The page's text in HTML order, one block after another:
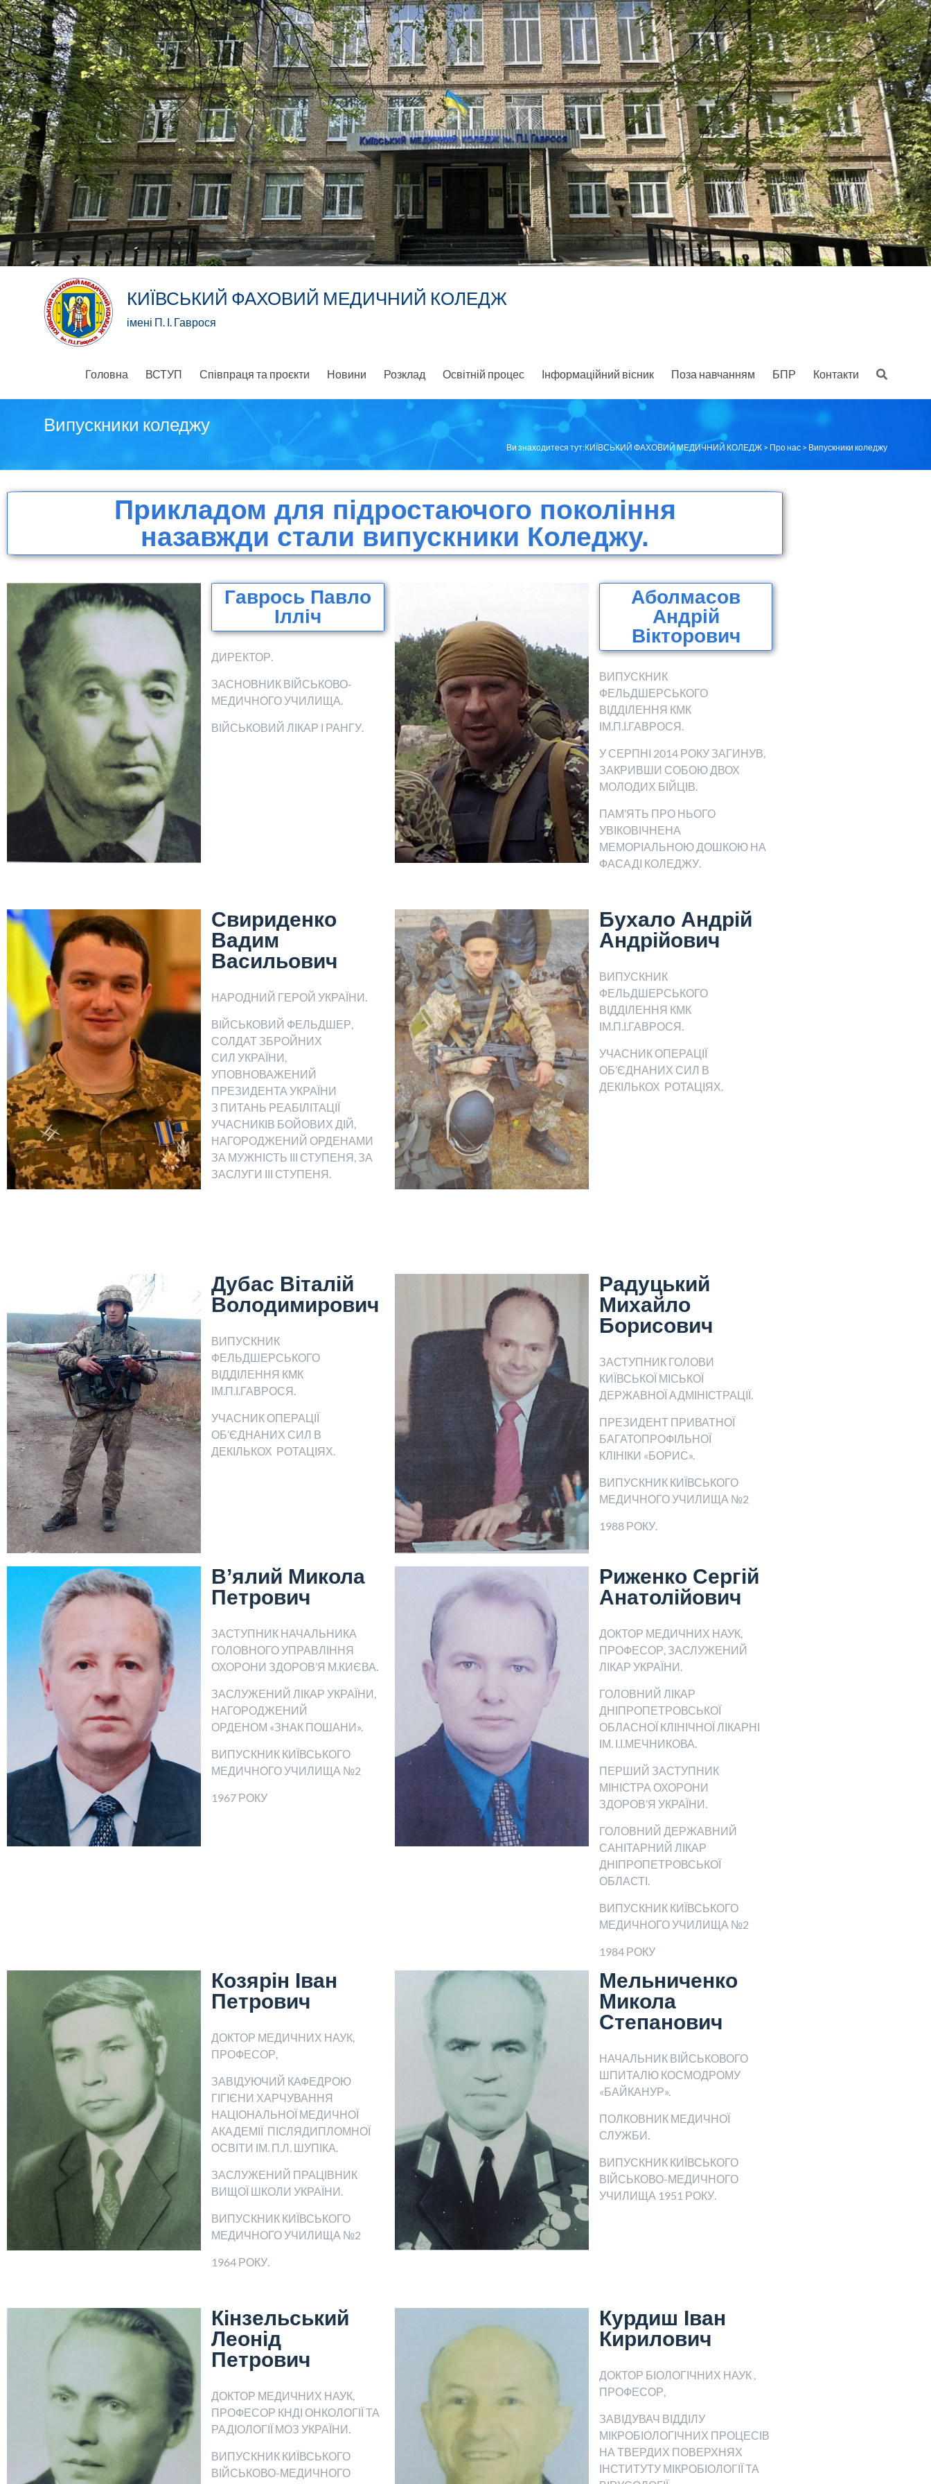
КИЇВСЬКИЙ ФАХОВИЙ МЕДИЧНИЙ КОЛЕДЖ
імені П. І. Гаврося
Головна ВСТУП Співпраця та проєкти Новини Розклад Освітній процес Інформаційний вісник Поза навчанням БПР Контакти
Випускники коледжу
Ви знаходитеся тут:КИЇВСЬКИЙ ФАХОВИЙ МЕДИЧНИЙ КОЛЕДЖ > Про нас > Випускники коледжу
Прикладом для підростаючого покоління
назавжди стали випускники Коледжу.
Гаврось Павло
Ілліч
ДИРЕКТОР.
ЗАСНОВНИК ВІЙСЬКОВО-
МЕДИЧНОГО УЧИЛИЩА.
ВІЙСЬКОВИЙ ЛІКАР І РАНГУ.
Аболмасов
Андрій
Вікторович
ВИПУСКНИК
ФЕЛЬДШЕРСЬКОГО
ВІДДІЛЕННЯ КМК
ІМ.П.І.ГАВРОСЯ.
У СЕРПНІ 2014 РОКУ ЗАГИНУВ,
ЗАКРИВШИ СОБОЮ ДВОХ
МОЛОДИХ БІЙЦІВ.
ПАМ’ЯТЬ ПРО НЬОГО
УВІКОВІЧНЕНА
МЕМОРІАЛЬНОЮ ДОШКОЮ НА
ФАСАДІ КОЛЕДЖУ.
Свириденко
Вадим
Васильович
НАРОДНИЙ ГЕРОЙ УКРАЇНИ.
ВІЙСЬКОВИЙ ФЕЛЬДШЕР,
СОЛДАТ ЗБРОЙНИХ
СИЛ УКРАЇНИ,
УПОВНОВАЖЕНИЙ
ПРЕЗИДЕНТА УКРАЇНИ
З ПИТАНЬ РЕАБІЛІТАЦІЇ
УЧАСНИКІВ БОЙОВИХ ДІЙ,
НАГОРОДЖЕНИЙ ОРДЕНАМИ
ЗА МУЖНІСТЬ ІІІ СТУПЕНЯ, ЗА
ЗАСЛУГИ ІІІ СТУПЕНЯ.
Бухало Андрій
Андрійович
ВИПУСКНИК
ФЕЛЬДШЕРСЬКОГО
ВІДДІЛЕННЯ КМК
ІМ.П.І.ГАВРОСЯ.
УЧАСНИК ОПЕРАЦІЇ
ОБ’ЄДНАНИХ СИЛ В
ДЕКІЛЬКОХ РОТАЦІЯХ.
Дубас Віталій
Володимирович
ВИПУСКНИК
ФЕЛЬДШЕРСЬКОГО
ВІДДІЛЕННЯ КМК
ІМ.П.І.ГАВРОСЯ.
УЧАСНИК ОПЕРАЦІЇ
ОБ’ЄДНАНИХ СИЛ В
ДЕКІЛЬКОХ РОТАЦІЯХ.
Радуцький
Михайло
Борисович
ЗАСТУПНИК ГОЛОВИ
КИЇВСЬКОЇ МІСЬКОЇ
ДЕРЖАВНОЇ АДМІНІСТРАЦІЇ.
ПРЕЗИДЕНТ ПРИВАТНОЇ
БАГАТОПРОФІЛЬНОЇ
КЛІНІКИ «БОРИС».
ВИПУСКНИК КИЇВСЬКОГО
МЕДИЧНОГО УЧИЛИЩА №2
1988 РОКУ.
В’ялий Микола
Петрович
ЗАСТУПНИК НАЧАЛЬНИКА
ГОЛОВНОГО УПРАВЛІННЯ
ОХОРОНИ ЗДОРОВ’Я М.КИЄВА.
ЗАСЛУЖЕНИЙ ЛІКАР УКРАЇНИ,
НАГОРОДЖЕНИЙ
ОРДЕНОМ «ЗНАК ПОШАНИ».
ВИПУСКНИК КИЇВСЬКОГО
МЕДИЧНОГО УЧИЛИЩА №2
1967 РОКУ
Риженко Сергій
Анатолійович
ДОКТОР МЕДИЧНИХ НАУК,
ПРОФЕСОР, ЗАСЛУЖЕНИЙ
ЛІКАР УКРАЇНИ.
ГОЛОВНИЙ ЛІКАР
ДНІПРОПЕТРОВСЬКОЇ
ОБЛАСНОЇ КЛІНІЧНОЇ ЛІКАРНІ
ІМ. І.І.МЕЧНИКОВА.
ПЕРШИЙ ЗАСТУПНИК
МІНІСТРА ОХОРОНИ
ЗДОРОВ’Я УКРАЇНИ.
ГОЛОВНИЙ ДЕРЖАВНИЙ
САНІТАРНИЙ ЛІКАР
ДНІПРОПЕТРОВСЬКОЇ
ОБЛАСТІ.
ВИПУСКНИК КИЇВСЬКОГО
МЕДИЧНОГО УЧИЛИЩА №2
1984 РОКУ
Козярін Іван
Петрович
ДОКТОР МЕДИЧНИХ НАУК,
ПРОФЕСОР,
ЗАВІДУЮЧИЙ КАФЕДРОЮ
ГІГІЄНИ ХАРЧУВАННЯ
НАЦІОНАЛЬНОЇ МЕДИЧНОЇ
АКАДЕМІЇ ПІСЛЯДИПЛОМНОЇ
ОСВІТИ ІМ. П.Л. ШУПІКА.
ЗАСЛУЖЕНИЙ ПРАЦІВНИК
ВИЩОЇ ШКОЛИ УКРАЇНИ.
ВИПУСКНИК КИЇВСЬКОГО
МЕДИЧНОГО УЧИЛИЩА №2
1964 РОКУ.
Мельниченко
Микола
Степанович
НАЧАЛЬНИК ВІЙСЬКОВОГО
ШПИТАЛЮ КОСМОДРОМУ
«БАЙКАНУР».
ПОЛКОВНИК МЕДИЧНОЇ
СЛУЖБИ.
ВИПУСКНИК КИЇВСЬКОГО
ВІЙСЬКОВО-МЕДИЧНОГО
УЧИЛИЩА 1951 РОКУ.
Кінзельський
Леонід
Петрович
ДОКТОР МЕДИЧНИХ НАУК,
ПРОФЕСОР КНДІ ОНКОЛОГІЇ ТА
РАДІОЛОГІЇ МОЗ УКРАЇНИ.
ВИПУСКНИК КИЇВСЬКОГО
ВІЙСЬКОВО-МЕДИЧНОГО
Курдиш Іван
Кирилович
ДОКТОР БІОЛОГІЧНИХ НАУК ,
ПРОФЕСОР,
ЗАВІДУВАЧ ВІДДІЛУ
МІКРОБІОЛОГІЧНИХ ПРОЦЕСІВ
НА ТВЕРДИХ ПОВЕРХНЯХ
ІНСТИТУТУ МІКРОБІОЛОГІЇ ТА